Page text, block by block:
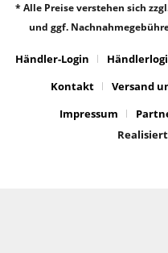
* Alle Preise verstehen sich
und ggf.
Händler-Login
Kontakt
Versand
Impressum